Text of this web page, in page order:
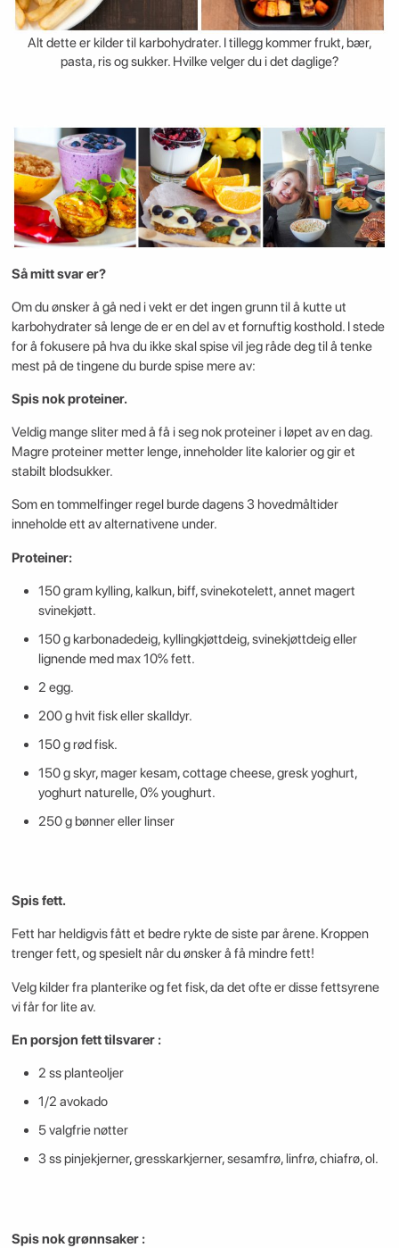
Alt dette er kilder til karbohydrater. I tillegg kommer frukt, bær,
pasta, ris og sukker. Hvilke velger du i det daglige?
Så mitt svar er?
Om du ønsker å gå ned i vekt er det ingen grunn til å kutte ut
karbohydrater så lenge de er en del av et fornuftig kosthold. I stede
for å fokusere på hva du ikke skal spise vil jeg råde deg til å tenke
mest på de tingene du burde spise mere av:
Spis nok proteiner.
Veldig mange sliter med å få i seg nok proteiner i løpet av en dag.
Magre proteiner metter lenge, inneholder lite kalorier og gir et
stabilt blodsukker.
Som en tommelfinger regel burde dagens 3 hovedmåltider
inneholde ett av alternativene under.
Proteiner:
150 gram kylling, kalkun, biff, svinekotelett, annet magert
svinekjøtt.
150 g karbonadedeig, kyllingkjøttdeig, svinekjøttdeig eller
lignende med max 10% fett.
2 egg.
200 g hvit fisk eller skalldyr.
150 g rød fisk.
150 g skyr, mager kesam, cottage cheese, gresk yoghurt,
yoghurt naturelle, 0% youghurt.
250 g bønner eller linser
Spis fett.
Fett har heldigvis fått et bedre rykte de siste par årene. Kroppen
trenger fett, og spesielt når du ønsker å få mindre fett!
Velg kilder fra planterike og fet fisk, da det ofte er disse fettsyrene
vi får for lite av.
En porsjon fett tilsvarer :
2 ss planteoljer
1/2 avokado
5 valgfrie nøtter
3 ss pinjekjerner, gresskarkjerner, sesamfrø, linfrø, chiafrø, ol.
Spis nok grønnsaker :